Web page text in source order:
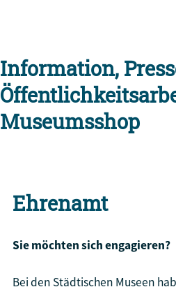
Information,
Museumsshop
Ehrenamt
Sie möchten sich engagieren?
Bei den Städtischen Museen